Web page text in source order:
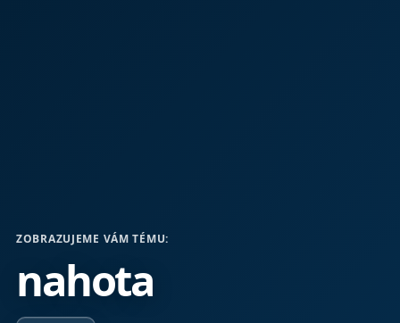
ZOBRAZUJEME VÁM TÉMU:
nahota